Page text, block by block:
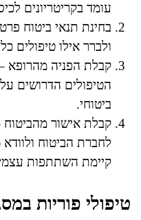
עומד בקריטריונים
בחינת תנאי ביטוח
ולברר אילו טיפולים
קבלת הפניה מהרופא
הטיפולים הדרושים
ביטוחי.
קבלת אישור
לחברת הביטוח
קיימת השתתפות
טיפולי פוריות